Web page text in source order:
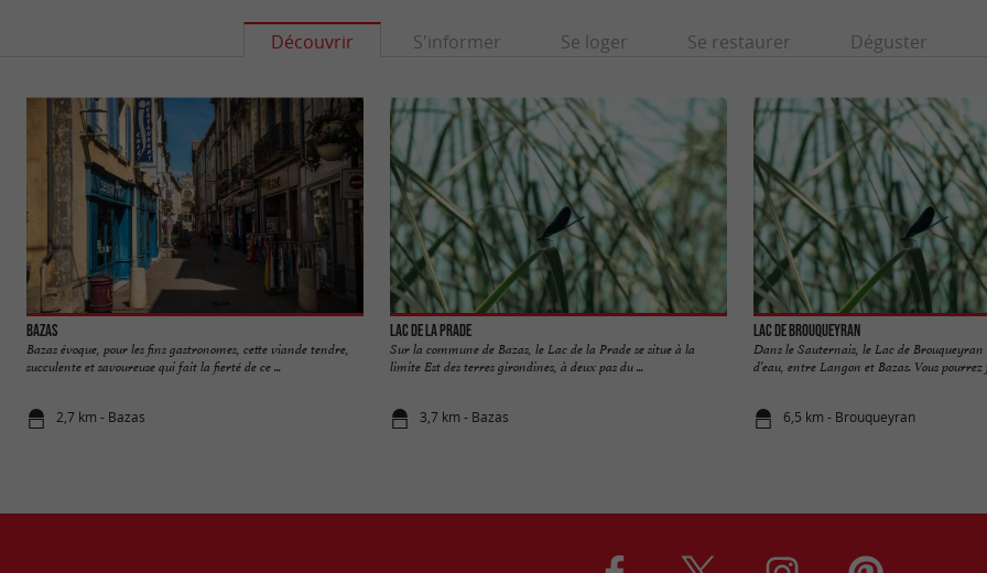
Découvrir S'informer Se loger Se restaurer Déguster
Bazas
Bazas évoque, pour les fins gastronomes, cette viande tendre,
succulente et savoureuse qui fait la fierté de ce ...
2,7 km - Bazas
Lac de la Prade
Sur la commune de Bazas, le Lac de la Prade se situe à la
limite Est des terres girondines, à deux pas du ...
3,7 km - Bazas
Lac de Brouqueyran
Dans le Sauternais, le Lac de
d’eau, entre Langon et Bazas. Vous
6,5 km - Brouqueyran